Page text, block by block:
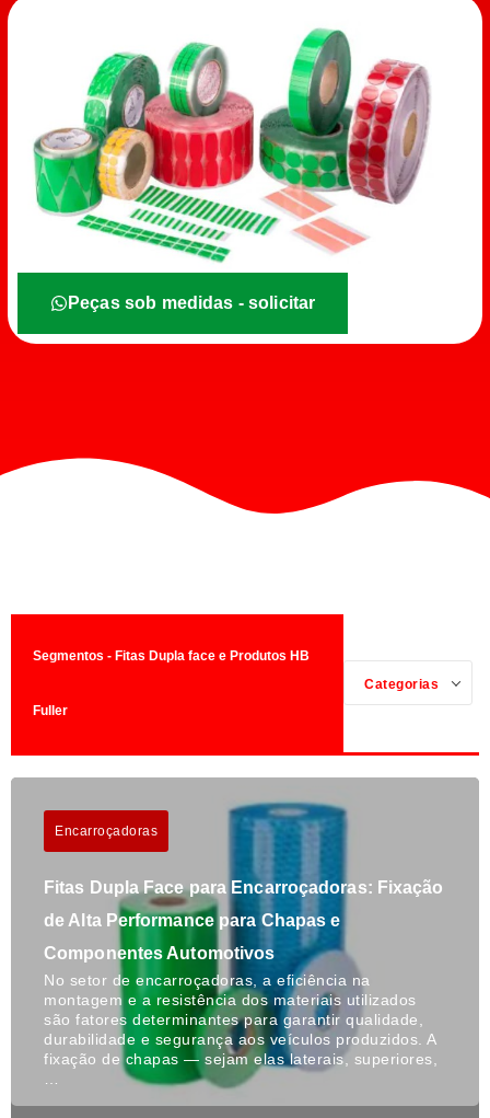
Peças sob medidas - solicitar
Segmentos - Fitas Dupla face e Produtos HB
Fuller
Categorias
Encarroçadoras
Fitas Dupla Face para Encarroçadoras: Fixação
de Alta Performance para Chapas e
Componentes Automotivos
No setor de encarroçadoras, a eficiência na
montagem e a resistência dos materiais utilizados
são fatores determinantes para garantir qualidade,
durabilidade e segurança aos veículos produzidos. A
fixação de chapas — sejam elas laterais, superiores,